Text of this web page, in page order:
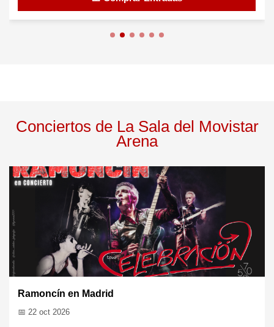
Conciertos de La Sala del Movistar
Arena
Ramoncín en Madrid
📅 22 oct 2026